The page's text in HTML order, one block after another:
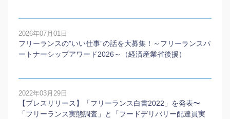
2026年07月01日
フリーランスの”いい仕事”の話を大募集！～フリーランスパ
ートナーシップアワード2026～（経済産業省後援）
2022年03月29日
【プレスリリース】「フリーランス白書2022」を発表〜
「フリーランス実態調査」と「フードデリバリー配達員実